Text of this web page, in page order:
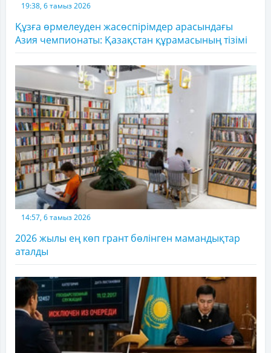
19:38, 6 тамыз 2026
Құзға өрмелеуден жасөспірімдер арасындағы
Азия чемпионаты: Қазақстан құрамасының тізімі
14:57, 6 тамыз 2026
2026 жылы ең көп грант бөлінген мамандықтар
аталды